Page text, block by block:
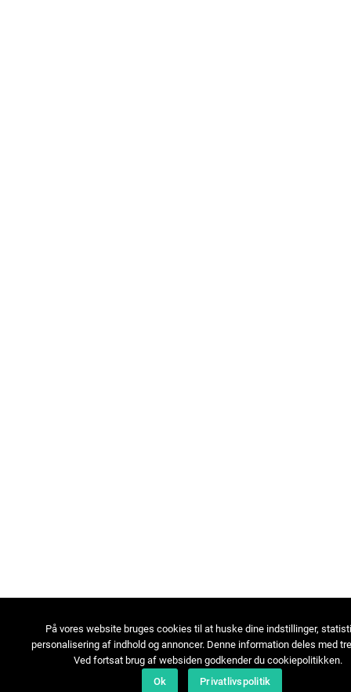
På vores website bruges cookies til at huske dine indstillinger,
personalisering af indhold og annoncer. Denne information deles med
Ved fortsat brug af websiden godkender du cookiepolitikken.
Ok
Privatlivspolitik